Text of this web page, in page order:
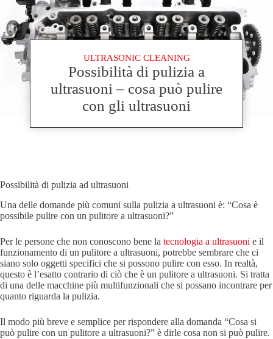
ULTRASONIC CLEANING
Possibilità di pulizia a
ultrasuoni – cosa può pulire
con gli ultrasuoni
Possibilità di pulizia ad ultrasuoni
Una delle domande più comuni sulla pulizia a ultrasuoni è: “Cosa è
possibile pulire con un pulitore a ultrasuoni?”
Per le persone che non conoscono bene la tecnologia a ultrasuoni e il
funzionamento di un pulitore a ultrasuoni, potrebbe sembrare che ci
siano solo oggetti specifici che si possono pulire con esso. In realtà,
questo è l’esatto contrario di ciò che è un pulitore a ultrasuoni. Si tratta
di una delle macchine più multifunzionali che si possano incontrare per
quanto riguarda la pulizia.
Il modo più breve e semplice per rispondere alla domanda “Cosa si
può pulire con un pulitore a ultrasuoni?” è dirle cosa non si può pulire.